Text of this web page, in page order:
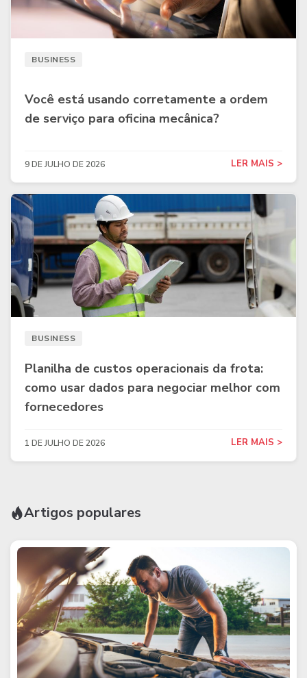
BUSINESS
Você está usando corretamente a ordem
de serviço para oficina mecânica?
9 DE JULHO DE 2026 LER MAIS >
BUSINESS
Planilha de custos operacionais da frota:
como usar dados para negociar melhor com
fornecedores
1 DE JULHO DE 2026 LER MAIS >
Artigos populares